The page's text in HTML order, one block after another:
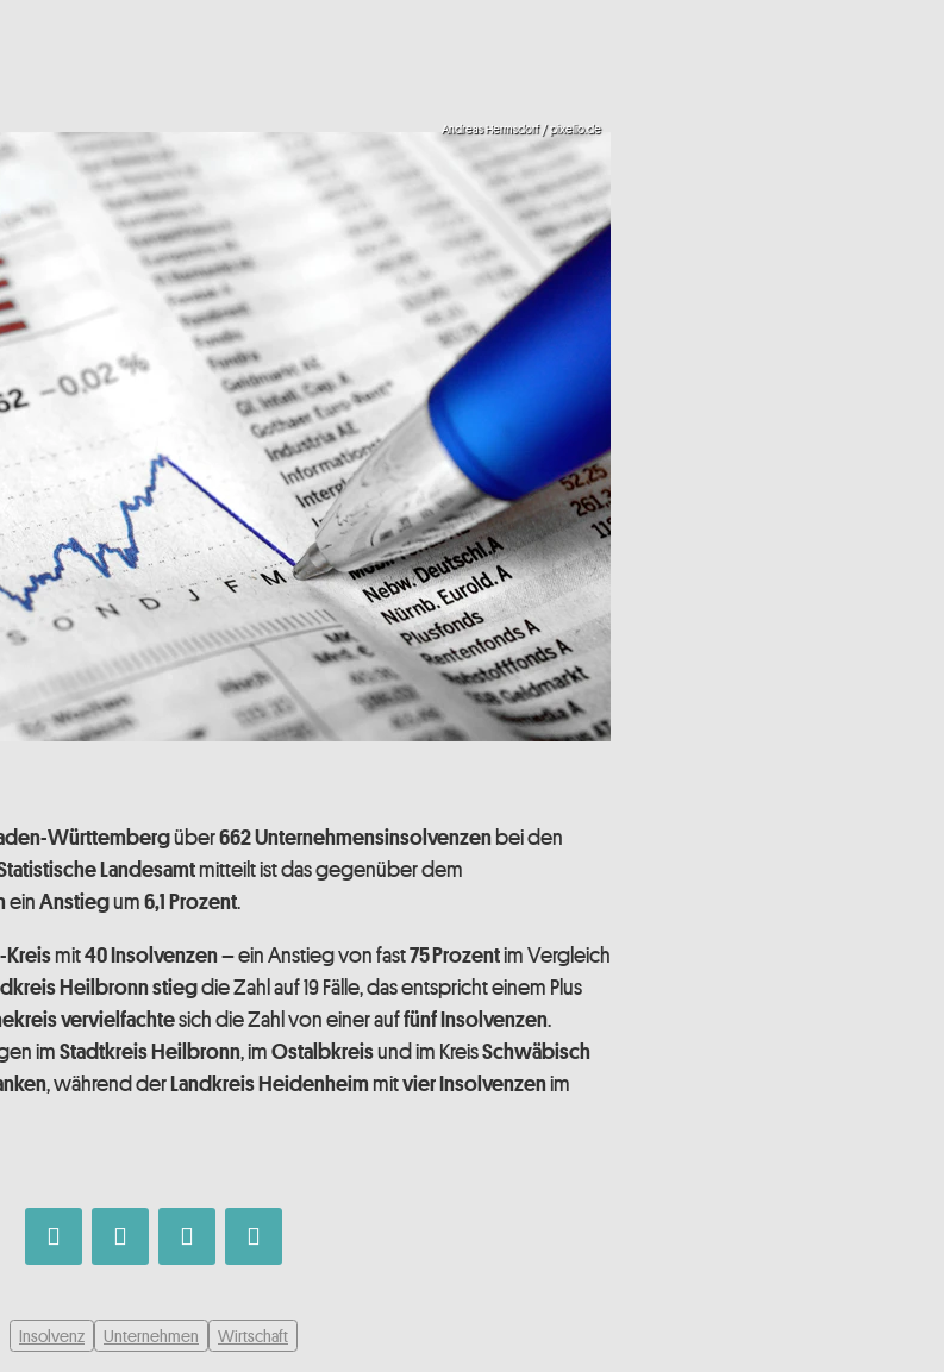
Andreas Hermsdorf / pixelio.de
Württembergüber662Unternehmensinsolvenzen bei den
Landesamt mitteilt ist das gegenüber dem
ein Anstiegum 6,1 Prozent.
Kreismit40 Insolvenzen– ein Anstieg von fast75 Prozentim Vergleich
Heilbronn stiegdie Zahl auf 19 Fälle, das entspricht einem Plus
vervielfachtesich die Zahl von einer auffünf Insolvenzen.
imStadtkreis Heilbronn, im Ostalbkreisund im KreisSchwäbisch
, während derLandkreis Heidenheim mitvier Insolvenzenim
Insolvenz Unternehmen Wirtschaft